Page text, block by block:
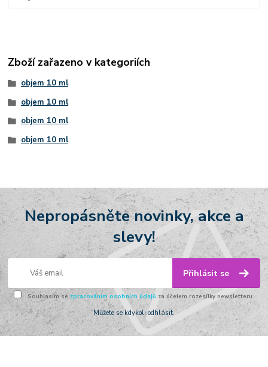
Zboží zařazeno v kategoriích
objem 10 ml
objem 10 ml
objem 10 ml
objem 10 ml
Nepropásněte novinky, akce a
slevy!
Přihlásit se
Souhlasím se zpracováním osobních údajů za účelem rozesílky newsletteru.
Můžete se kdykoli odhlásit.